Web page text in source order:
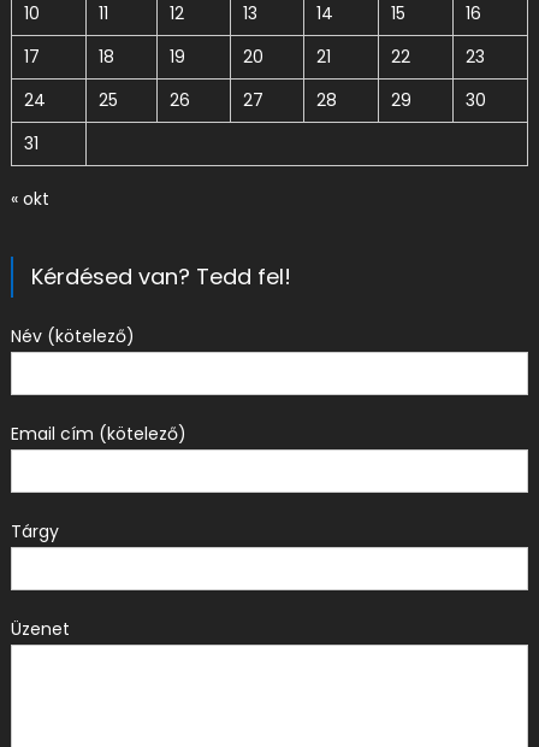
10
11 12 13 14 15
16
17
18 19 20 21 22
23
24
25 26 27 28 29
30
31
« okt
Kérdésed van? Tedd fel!
Név (kötelező)
Email cím (kötelező)
Tárgy
Üzenet